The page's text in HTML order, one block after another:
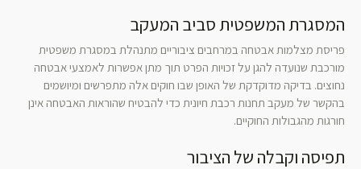
המסגרת המשפטית סביב המעקב
פריסת מצלמות אבטחה במרחבים ציבוריים מתנהלת במסגרת משפטית
מורכבת שנועדה להגן על זכויות הפרט תוך מתן אפשרות לאמצעי אבטחה
נחוצים. בדיקה מדוקדקת של האופן שבו חוקים אלה מתפרשים ומיושמים
בהקשר של מעקב תחנות רכבת חיונית כדי להבטיח שהוראות האבטחה אינן
חורגות מהגבולות החוקיים.
תפיסה וקבלה של הציבור